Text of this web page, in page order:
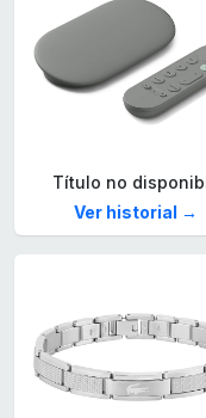
Título no
Ver historial →